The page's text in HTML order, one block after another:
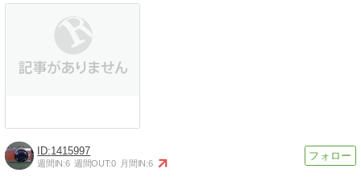
1415997
週間IN:6 週間OUT:0 月間IN:6